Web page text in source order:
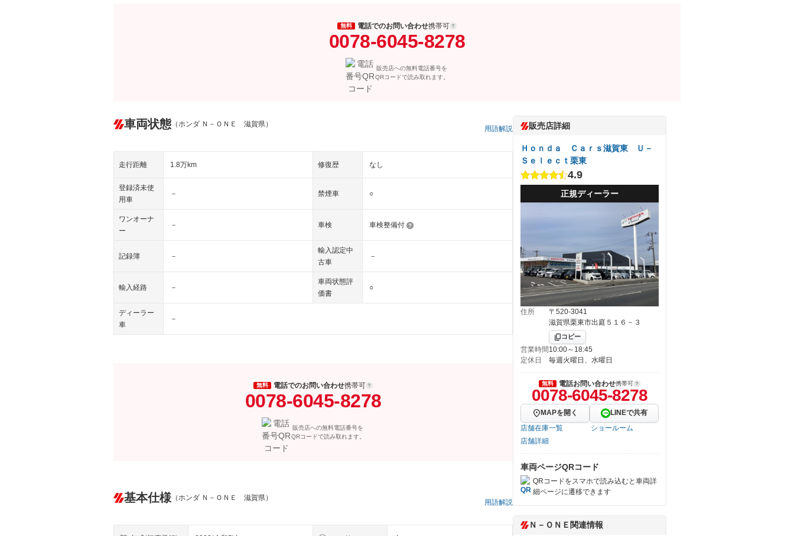
無料 電話でのお問い合わせ携帯可
0078-6045-8278
販売店への無料電話番号を
QRコードで読み取れます。
車両状態 （ホンダ Ｎ－ＯＮＥ 滋賀県）
用語解説
走行距離 1.8万km 修復歴 なし
登録済未使
用車
－ 禁煙車 ○
ワンオーナ
ー
－ 車検 車検整備付
記録簿 －
輸入認定中
古車
－
輸入経路 －
車両状態評
価書
○
ディーラー
車
－
無料 電話でのお問い合わせ携帯可
0078-6045-8278
販売店への無料電話番号を
QRコードで読み取れます。
基本仕様 （ホンダ Ｎ－ＯＮＥ 滋賀県）
用語解説
販売店詳細
Ｈｏｎｄａ Ｃａｒｓ滋賀東 Ｕ－
Ｓｅｌｅｃｔ栗東
4.9
正規ディーラー
住所
〒520-3041
滋賀県栗東市出庭５１６－３
コピー
営業時間10:00～18:45
定休日
毎週火曜日、水曜日
無料 電話お問い合わせ携帯可
0078-6045-8278
MAPを開く
LINEで共有
店舗在庫一覧
ショールーム
店舗詳細
車両ページQRコード
QRコードをスマホで読み込むと車両詳
細ページに遷移できます
Ｎ－ＯＮＥ関連情報